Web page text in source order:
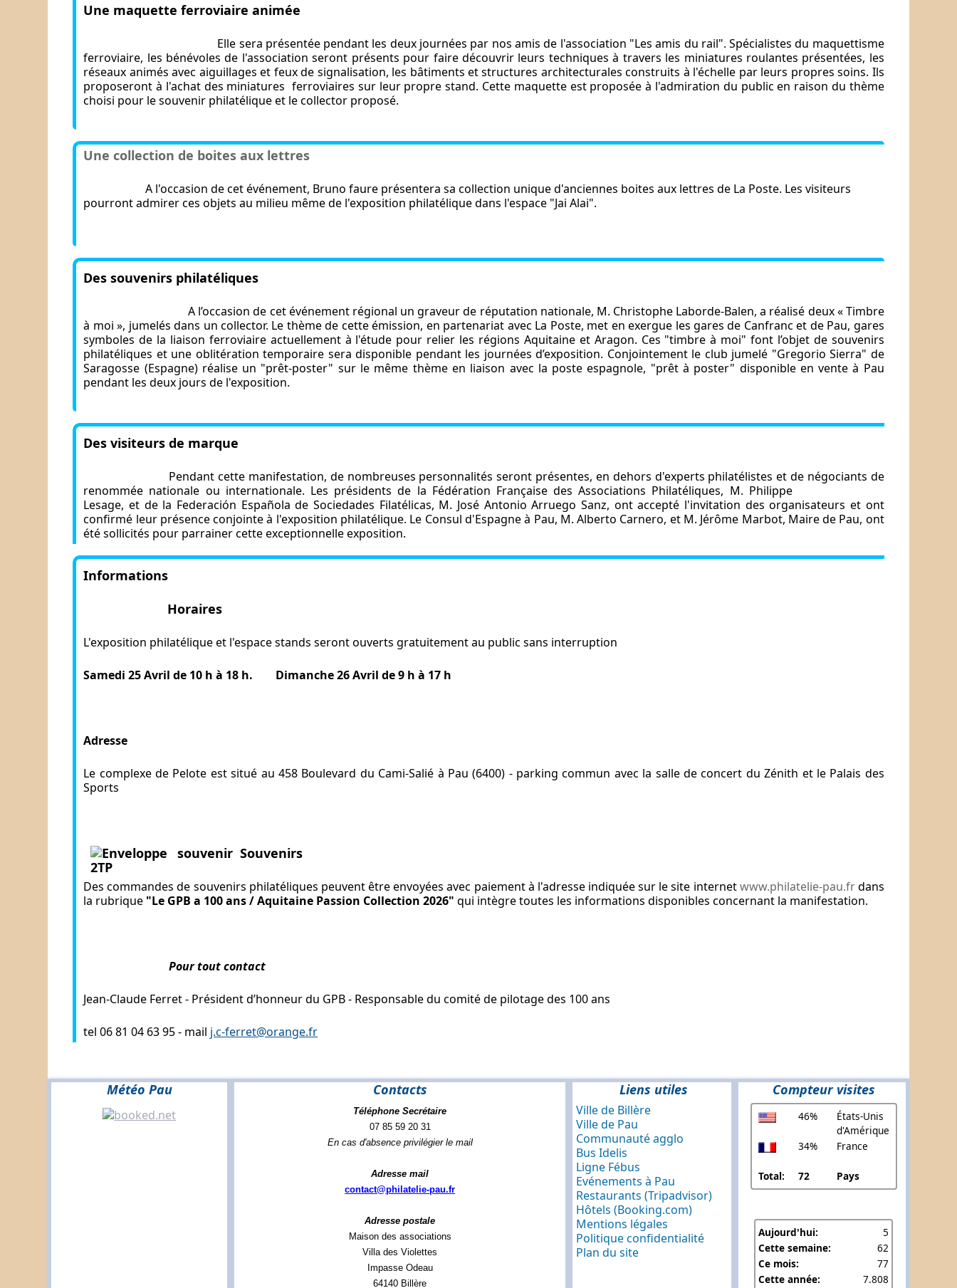
Une maquette ferroviaire animée
Elle sera présentée pendant les deux journées par nos amis de l'association "Les amis du rail". Spécialistes du maquettisme
ferroviaire, les bénévoles de l'association seront présents pour faire découvrir leurs techniques à travers les miniatures roulantes présentées, les
réseaux animés avec aiguillages et feux de signalisation, les bâtiments et structures architecturales construits à l'échelle par leurs propres soins. Ils
proposeront à l'achat des miniatures ferroviaires sur leur propre stand. Cette maquette est proposée à l'admiration du public en raison du thème
choisi pour le souvenir philatélique et le collector proposé.
Une collection de boites aux lettres
A l'occasion de cet événement, Bruno faure présentera sa collection unique d'anciennes boites aux lettres de La Poste. Les visiteurs
pourront admirer ces objets au milieu même de l'exposition philatélique dans l'espace "Jai Alai".
Des souvenirs philatéliques
A l’occasion de cet événement régional un graveur de réputation nationale, M. Christophe Laborde-Balen, a réalisé deux« Timbre
à moi », jumelés dans un collector. Le thème de cette émission, en partenariat avec La Poste, met en exergue les gares de Canfranc et de Pau, gares
symboles de la liaison ferroviaire actuellement à l'étude pour relier les régions Aquitaine et Aragon. Ces "timbre à moi" font l’objet de souvenirs
philatéliques et une oblitération temporaire sera disponible pendant les journées d’exposition. Conjointement le club jumelé "Gregorio Sierra" de
Saragosse (Espagne) réalise un "prêt-poster" sur le même thème en liaison avec la poste espagnole, "prêt à poster" disponible en vente à Pau
pendant les deux jours de l'exposition.
Des visiteurs de marque
Pendant cette manifestation, de nombreuses personnalités seront présentes, en dehors d'experts philatélistes et de négociants de
renommée nationale ou internationale. Les présidents de la Fédération Française des Associations Philatéliques, M. Philippe
Lesage, et de la Federación Española de Sociedades Filatélicas, M. José Antonio Arruego Sanz, ont accepté l'invitation des organisateurs et ont
confirmé leur présence conjointe à l'exposition philatélique. Le Consul d'Espagne à Pau, M. Alberto Carnero, et M. Jérôme Marbot, Maire de Pau, ont
été sollicités pour parrainer cette exceptionnelle exposition.
Informations
Horaires
L'exposition philatélique et l'espace stands seront ouverts gratuitement au public sans interruption
Samedi 25 Avril de 10 h à 18 h. Dimanche 26 Avril de 9 h à 17 h
Adresse
Le complexe de Pelote est situé au 458 Boulevard du Cami-Salié à Pau (6400) - parking commun avec la salle de concert du Zénith et le Palais des
Sports
Souvenirs
Des commandes de souvenirs philatéliques peuvent être envoyées avec paiement à l'adresse indiquée sur le site internetwww.philatelie-pau.frdans
la rubrique "Le GPB a 100 ans / Aquitaine Passion Collection 2026" qui intègre toutes les informations disponibles concernant la manifestation.
Pour tout contact
Jean-Claude Ferret - Président d’honneur du GPB - Responsable du comité de pilotage des 100 ans
tel 06 81 04 63 95 - mail j.c-ferret@orange.fr
Météo Pau Contacts
Téléphone Secrétaire
07 85 59 20 31
En cas d'absence privilégier le mail
Adresse mail
contact@philatelie-pau.fr
Adresse postale
Maison des associations
Villa des Violettes
Impasse Odeau
64140 Billère
Liens utiles
Ville de Billère
Ville de Pau
Communauté agglo
Bus Idelis
Ligne Fébus
Evénements à Pau
Restaurants (Tripadvisor)
Hôtels (Booking.com)
Mentions légales
Politique confidentialité
Plan du site
Compteur visites
46%
États-Unis
d'Amérique
34%
France
Total: 72 Pays
Aujourd'hui:
5
Cette semaine:
62
Ce mois:
77
Cette année:
7.808